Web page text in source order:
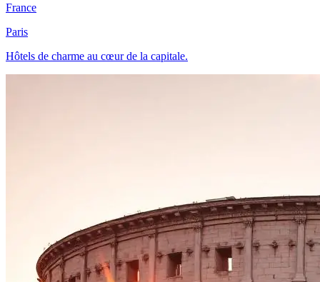
France
Paris
Hôtels de charme au cœur de la capitale.